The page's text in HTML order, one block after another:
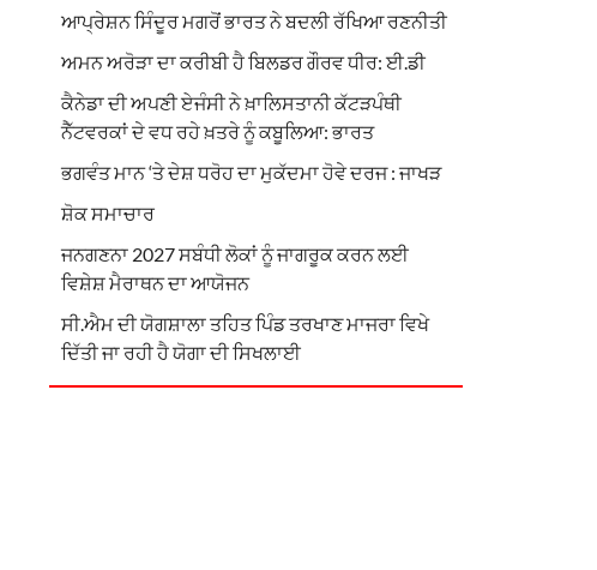
ਆਪ੍ਰੇਸ਼ਨ ਸਿੰਦੂਰ ਮਗਰੋਂ ਭਾਰਤ ਨੇ ਬਦਲੀ ਰੱਖਿਆ ਰਣਨੀਤੀ
ਅਮਨ ਅਰੋੜਾ ਦਾ ਕਰੀਬੀ ਹੈ ਬਿਲਡਰ ਗੌਰਵ ਧੀਰ: ਈ.ਡੀ
ਕੈਨੇਡਾ ਦੀ ਅਪਣੀ ਏਜੰਸੀ ਨੇ ਖ਼ਾਲਿਸਤਾਨੀ ਕੱਟੜਪੰਥੀ
ਨੈੱਟਵਰਕਾਂ ਦੇ ਵਧ ਰਹੇ ਖ਼ਤਰੇ ਨੂੰ ਕਬੂਲਿਆ: ਭਾਰਤ
ਭਗਵੰਤ ਮਾਨ ‘ਤੇ ਦੇਸ਼ ਧਰੋਹ ਦਾ ਮੁਕੱਦਮਾ ਹੋਵੇ ਦਰਜ : ਜਾਖੜ
ਸ਼ੋਕ ਸਮਾਚਾਰ
ਜਨਗਣਨਾ 2027 ਸਬੰਧੀ ਲੋਕਾਂ ਨੂੰ ਜਾਗਰੂਕ ਕਰਨ ਲਈ
ਵਿਸ਼ੇਸ਼ ਮੈਰਾਥਨ ਦਾ ਆਯੋਜਨ
ਸੀ.ਐਮ ਦੀ ਯੋਗਸ਼ਾਲਾ ਤਹਿਤ ਪਿੰਡ ਤਰਖਾਣ ਮਾਜਰਾ ਵਿਖੇ
ਦਿੱਤੀ ਜਾ ਰਹੀ ਹੈ ਯੋਗਾ ਦੀ ਸਿਖਲਾਈ